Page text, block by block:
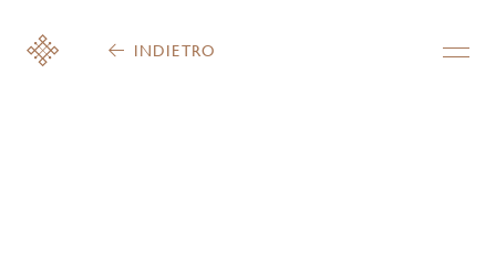
INDIETRO